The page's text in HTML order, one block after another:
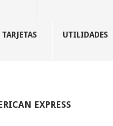
TARJETAS UTILIDADES
EXPRESS